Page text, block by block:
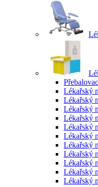
Lékařský
Lékařský
Lékařský
Lékařský
Lékařský
Lékařský
Lékařský
Lékařský
Lékařský
Lékařský
Lékařský